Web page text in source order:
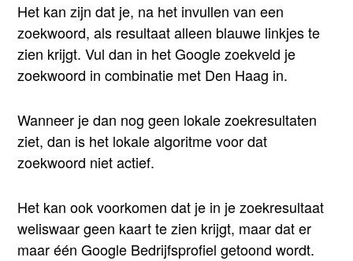
Het kan zijn dat je, na het invullen van een
zoekwoord, als resultaat alleen blauwe linkjes te
zien krijgt. Vul dan in het Google zoekveld je
zoekwoord in combinatie met Den Haag in.
Wanneer je dan nog geen lokale zoekresultaten
ziet, dan is het lokale algoritme voor dat
zoekwoord niet actief.
Het kan ook voorkomen dat je in je zoekresultaat
weliswaar geen kaart te zien krijgt, maar dat er
maar één Google Bedrijfsprofiel getoond wordt.